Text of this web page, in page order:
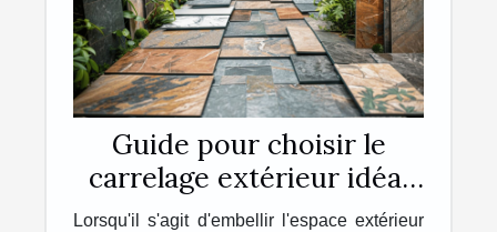
Guide pour choisir le
carrelage extérieur idéal
pour votre maison
Lorsqu'il s'agit d'embellir l'espace extérieur